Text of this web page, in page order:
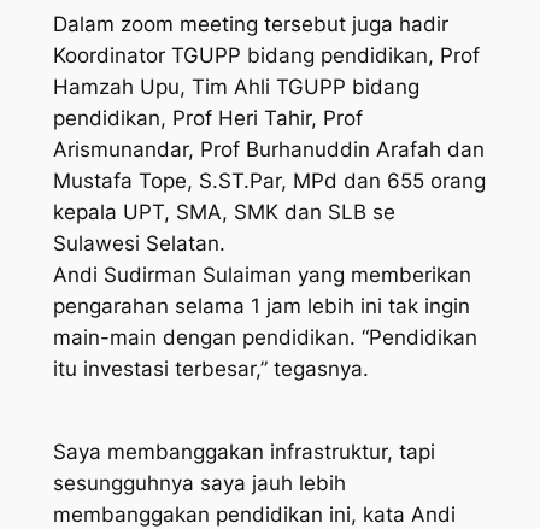
Dalam zoom meeting tersebut juga hadir
Koordinator TGUPP bidang pendidikan, Prof
Hamzah Upu, Tim Ahli TGUPP bidang
pendidikan, Prof Heri Tahir, Prof
Arismunandar, Prof Burhanuddin Arafah dan
Mustafa Tope, S.ST.Par, MPd dan 655 orang
kepala UPT, SMA, SMK dan SLB se
Sulawesi Selatan.
Andi Sudirman Sulaiman yang memberikan
pengarahan selama 1 jam lebih ini tak ingin
main-main dengan pendidikan. “Pendidikan
itu investasi terbesar,” tegasnya.
Saya membanggakan infrastruktur, tapi
sesungguhnya saya jauh lebih
membanggakan pendidikan ini, kata Andi